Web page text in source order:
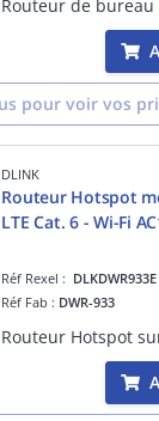
pour voir vos
DLINK
Routeur Hotspot
LTE Cat. 6 - Wi-Fi
Réf Rexel : DLKDWR933E
Réf Fab : DWR-933